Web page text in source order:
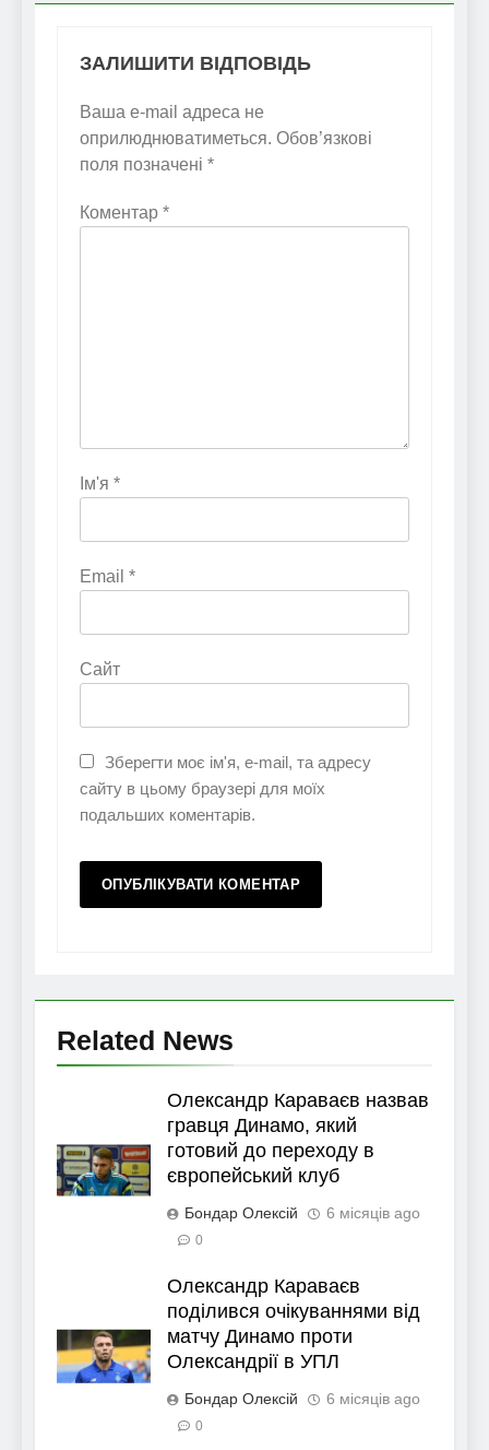
ЗАЛИШИТИ ВІДПОВІДЬ
Ваша e-mail адреса не
оприлюднюватиметься. Обов’язкові
поля позначені *
Коментар *
Ім'я *
Email *
Сайт
Зберегти моє ім'я, e-mail, та адресу
сайту в цьому браузері для моїх
подальших коментарів.
Related News
Олександр Караваєв назвав
гравця Динамо, який
готовий до переходу в
європейський клуб
Бондар Олексій 6 місяців ago
0
Олександр Караваєв
поділився очікуваннями від
матчу Динамо проти
Олександрії в УПЛ
Бондар Олексій 6 місяців ago
0